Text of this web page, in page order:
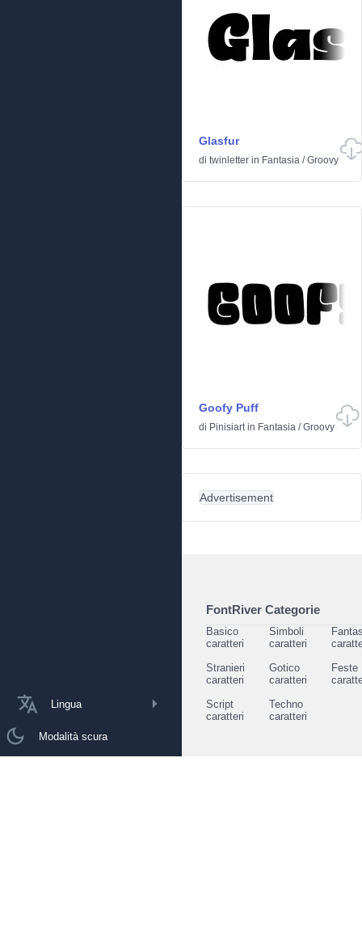
Lingua
Modalità scura
Glasfur
di twinletter in Fantasia /Groovy
Goofy Puff
di Pinisiartin Fantasia /Groovy
Advertisement
FontRiver Categorie
Basico
caratteri
Simboli
caratteri
Stranieri
caratteri
Gotico
caratteri
Feste
Script
caratteri
Techno
caratteri